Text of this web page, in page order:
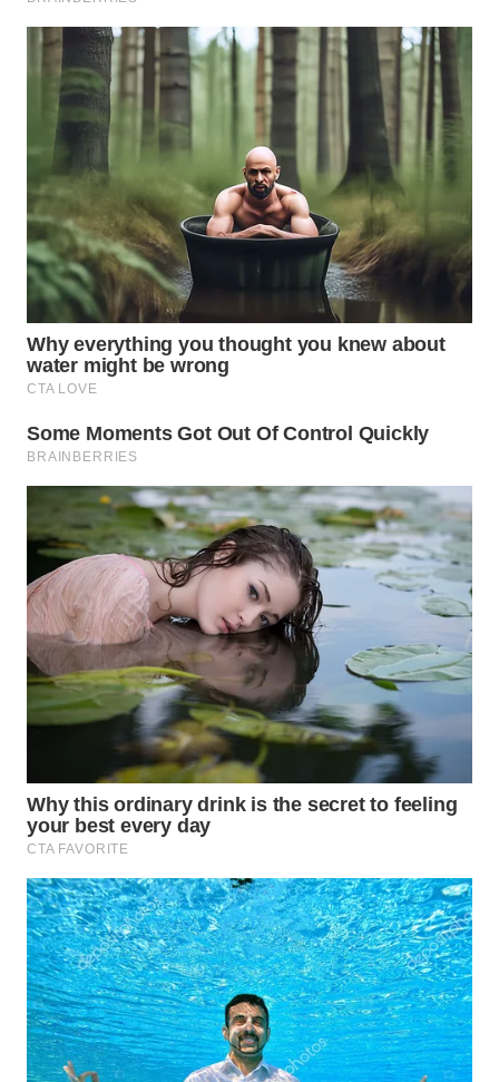
WN
PAKPAK
WN
WN
BEKASI
WN
BOGOR
WN
DEPOK
WN
UTARA
WN
SAMOSIR
WN
PADANG
LAWAS
SUMEDANG
WN
CIANJUR
WN
KEPULAUAN
SERIBU
WN
TANGERANG